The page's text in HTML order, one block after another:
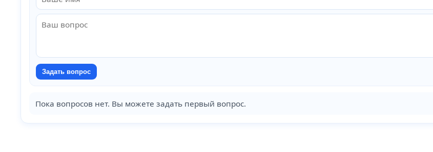
Задать вопрос
Пока вопросов нет. Вы можете задать первый вопрос.